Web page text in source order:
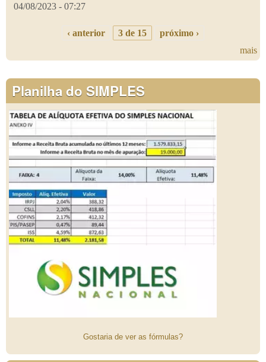
04/08/2023 - 07:27
‹ anterior 3 de 15
próximo ›
mais
Planilha do SIMPLES
Gostaria de ver as fórmulas?